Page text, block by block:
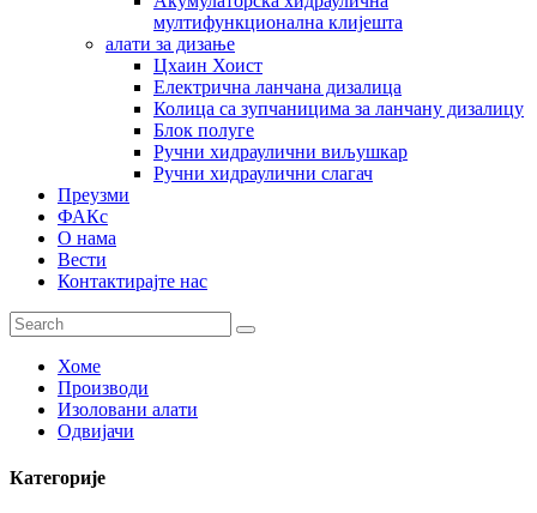
мултифункционална клијешта
алати за дизање
Цхаин Хоист
Електрична ланчана дизалица
Колица са зупчаницима за ланчану дизалицу
Блок полуге
Ручни хидраулични виљушкар
Ручни хидраулични слагач
Преузми
ФАКс
О нама
Вести
Контактирајте нас
Хоме
Производи
Изоловани алати
Одвијачи
Категорије